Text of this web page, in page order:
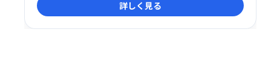
チュートリアル動画制作などに最適です。
詳しく見る